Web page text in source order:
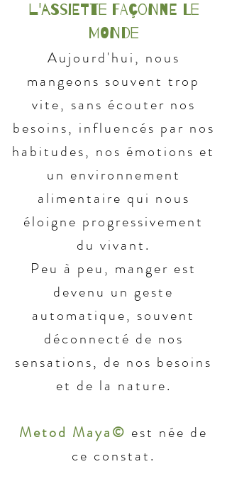
l'assiette façonne le
MONDE
Aujourd'hui, nous
mangeons souvent trop
vite, sans écouter nos
besoins, influencés par nos
habitudes, nos émotions et
un environnement
alimentaire qui nous
éloigne progressivement
du vivant.
Peu à peu, manger est
devenu un geste
automatique, souvent
déconnecté de nos
sensations, de nos besoins
et de la nature.
Metod Maya© est née de
ce constat.